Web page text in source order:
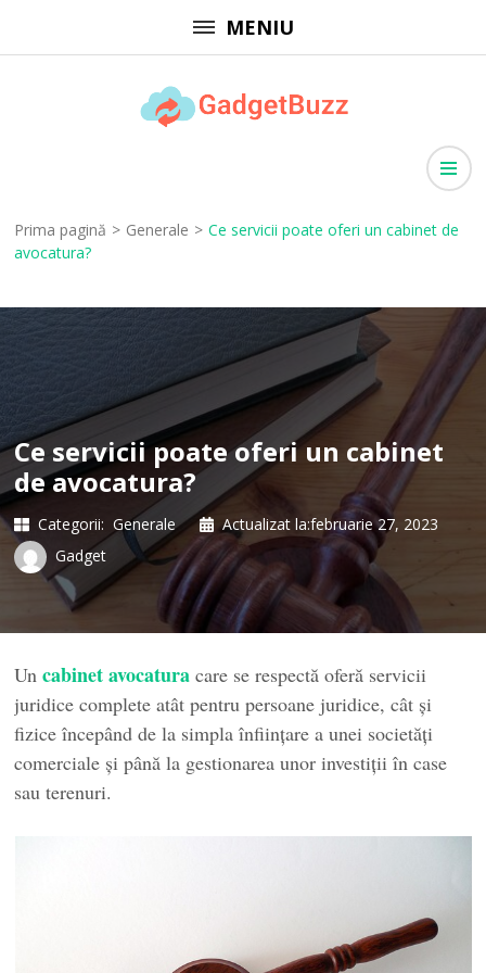
la
MENIU
Prima pagină > Generale > Ce servicii poate oferi un cabinet de
avocatura?
Ce servicii poate oferi un cabinet
de avocatura?
Categorii: Generale Actualizat la:februarie 27, 2023
Gadget
Uncabinet avocatura care se respectă oferă servicii
juridice complete atât pentru persoane juridice, cât și
fizice începând de la simpla înfiinţare a unei societăţi
comerciale și până la gestionarea unor investiţii în case
sau terenuri.